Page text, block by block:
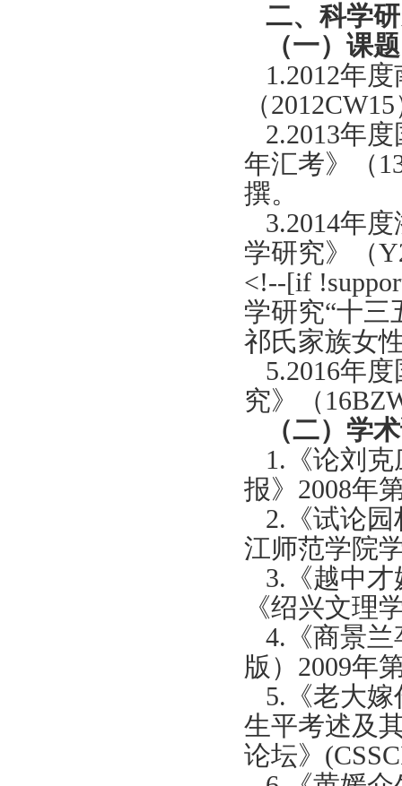
二、科学
（一）课题
1.2012年度
（2012CW15
2.2013年度
年汇考》（
撰。
3.2014年度
学研究》（
<!--[if
学研究“十三
祁氏家族女
5.2016年度
究》（
（二）学
1. 《论刘
报》 2008年
2. 《试论
江师范学院
3. 《越中
《绍兴文理
4. 《商景
版） 2009年
5. 《老大
生平考述及
论坛》